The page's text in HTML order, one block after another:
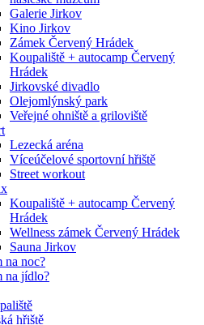
Galerie Jirkov
Kino Jirkov
Zámek Červený Hrádek
Koupaliště + autocamp Červený
Hrádek
Jirkovské divadlo
Olejomlýnský park
Veřejné ohniště a griloviště
Lezecká aréna
Víceúčelové sportovní hřiště
Street workout
Koupaliště + autocamp Červený
Hrádek
Wellness zámek Červený Hrádek
Sauna Jirkov
na noc?
na jídlo?
hřiště